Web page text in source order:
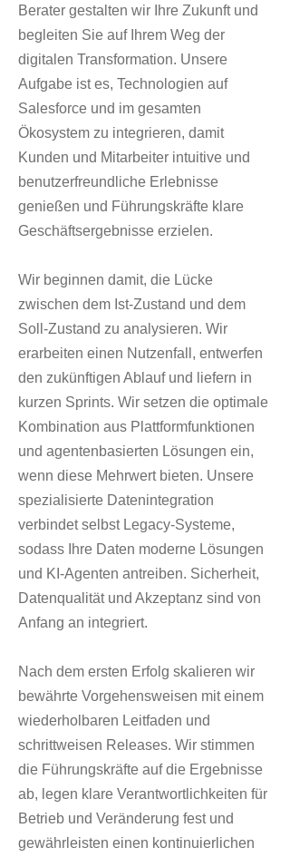
Berater gestalten wir Ihre Zukunft und
begleiten Sie auf Ihrem Weg der
digitalen Transformation. Unsere
Aufgabe ist es, Technologien auf
Salesforce und im gesamten
Ökosystem zu integrieren, damit
Kunden und Mitarbeiter intuitive und
benutzerfreundliche Erlebnisse
genießen und Führungskräfte klare
Geschäftsergebnisse erzielen.
Wir beginnen damit, die Lücke
zwischen dem Ist-Zustand und dem
Soll-Zustand zu analysieren. Wir
erarbeiten einen Nutzenfall, entwerfen
den zukünftigen Ablauf und liefern in
kurzen Sprints. Wir setzen die optimale
Kombination aus Plattformfunktionen
und agentenbasierten Lösungen ein,
wenn diese Mehrwert bieten. Unsere
spezialisierte Datenintegration
verbindet selbst Legacy-Systeme,
sodass Ihre Daten moderne Lösungen
und KI-Agenten antreiben. Sicherheit,
Datenqualität und Akzeptanz sind von
Anfang an integriert.
Nach dem ersten Erfolg skalieren wir
bewährte Vorgehensweisen mit einem
wiederholbaren Leitfaden und
schrittweisen Releases. Wir stimmen
die Führungskräfte auf die Ergebnisse
ab, legen klare Verantwortlichkeiten für
Betrieb und Veränderung fest und
gewährleisten einen kontinuierlichen